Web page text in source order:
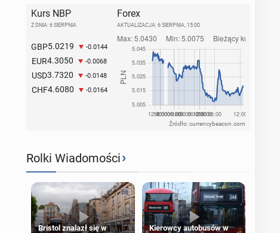
Kurs NBP
Z DNIA: 6 SIERPNIA
GBP5.0219 -0.0144
EUR4.3050 -0.0068
USD3.7320 -0.0148
CHF4.6080 -0.0164
Forex
AKTUALIZACJA: 6 SIERPNIA, 15:00
Źródło: currencybeacon.com
Rolki Wiadomości›
Bristol znalazł się w
Kierowcy autobusów w